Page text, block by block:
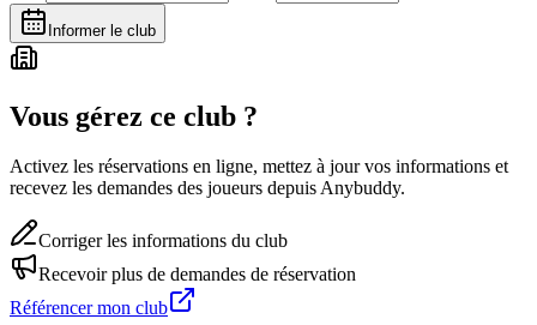
Informer le club
Vous gérez ce club ?
Activez les réservations en ligne, mettez à jour vos informations et
recevez les demandes des joueurs depuis Anybuddy.
Corriger les informations du club
Recevoir plus de demandes de réservation
Référencer mon club